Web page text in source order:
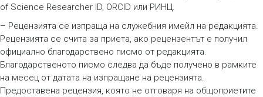
of Science Researcher ID, ORCID или РИНЦ.
– Рецензията се изпраща на служебния имейл на редакцията.
Рецензията се счита за приета, ако рецензентът е получил
официално благодарствено писмо от редакцията.
Благодарственото писмо следва да бъде получено в рамките
на месец от датата на изпращане на рецензията.
Предоставена рецензия, която не отговаря на общоприетите